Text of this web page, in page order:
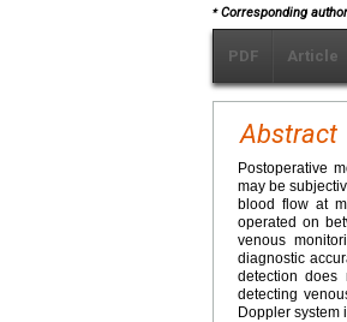
⁎Corresponding
PDF Article
Abstract
Postoperative
may be
blood flow at
operated on
venous
diagnostic
detection does
detecting
Doppler system